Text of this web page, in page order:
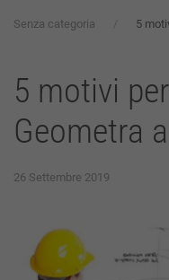
Senza categoria 5
5 motivi
Geometra
26 Settembre 2019